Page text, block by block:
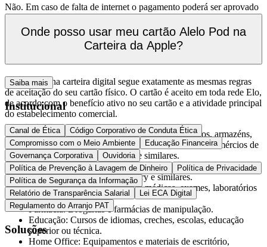
Não. Em caso de falta de internet o pagamento poderá ser aprovado
ou reprovado normalmente. Porém, a notificação referente a
transação só será apresentada quando o celular estiver conectado a
internet.
Onde posso usar meu cartão Alelo Pod na
Carteira da Apple?
A transação na carteira digital segue exatamente as mesmas regras
de aceitação do seu cartão físico. O cartão é aceito em toda rede Elo,
de acordo com o benefício ativo no seu cartão e a atividade principal
do estabelecimento comercial.
Alimentação: Pode ser usado em supermercados, armazéns,
mercearias, açougues, peixarias, hortimercados, comércios de
laticínios e/ou frios, padarias e similares.
Refeição - Pode ser usado em restaurantes, lanchonetes,
padarias, aplicativos de delivery e similares.
Saúde e Bem-Estar: Consultas médicas, exames, laboratórios
e terapia.
Farmácia: Drogarias e farmácias de manipulação.
Educação: Cursos de idiomas, creches, escolas, educação
superior ou técnica.
Home Office: Equipamentos e materiais de escritório,
Saiba mais
Institucional
Canal de Ética
Código Corporativo de Conduta Ética
Compromisso com o Meio Ambiente
Educação Financeira
Governança Corporativa
Ouvidoria
Política de Prevenção à Lavagem de Dinheiro
Política de Privacidade
Política de Segurança da Informação
Relatório de Transparência Salarial
Lei ECA Digital
Regulamento do Arranjo PAT
Soluções